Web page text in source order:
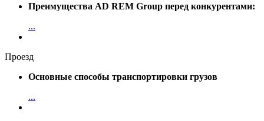
Преимущества AD REM Group перед конкурентами:
...
Проезд
Основные способы транспортировки грузов
...